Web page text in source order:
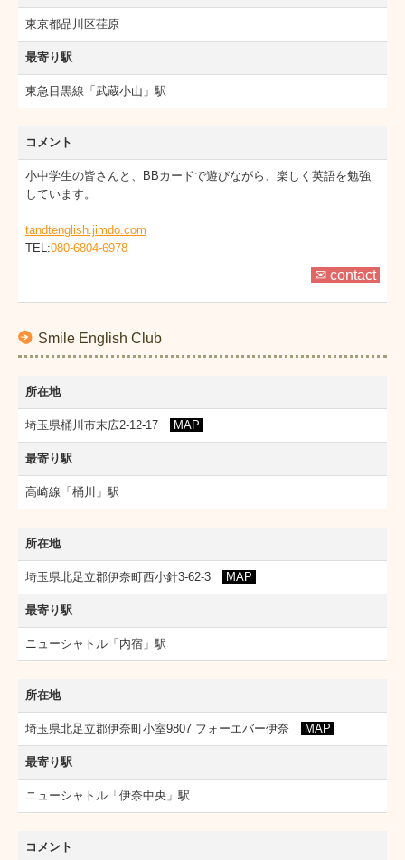
東京都品川区荏原
最寄り駅
東急目黒線「武蔵小山」駅
コメント
小中学生の皆さんと、BBカードで遊びながら、楽しく英語を勉強
しています。
tandtenglish.jimdo.com
TEL:080-6804-6978
✉ contact
Smile English Club
所在地
埼玉県桶川市末広2-12-17 MAP
最寄り駅
高崎線「桶川」駅
所在地
埼玉県北足立郡伊奈町西小針3-62-3 MAP
最寄り駅
ニューシャトル「内宿」駅
所在地
埼玉県北足立郡伊奈町小室9807 フォーエバー伊奈 MAP
最寄り駅
ニューシャトル「伊奈中央」駅
コメント